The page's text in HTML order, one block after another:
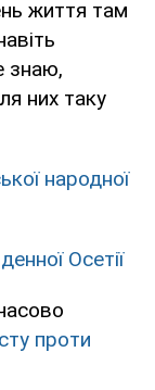
життя там
знаю,
них таку
народної
Осетії
проти